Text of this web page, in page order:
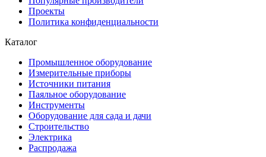
Проекты
Политика конфиденциальности
Каталог
Промышленное оборудование
Измерительные приборы
Источники питания
Паяльное оборудование
Инструменты
Оборудование для сада и дачи
Строительство
Электрика
Распродажа